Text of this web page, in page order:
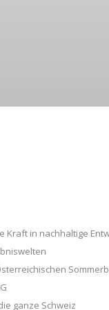
Kraft in nachhaltige
ganze Schweiz